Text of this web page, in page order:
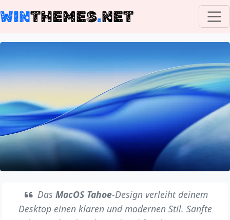
WINTHEMES.NET
Das MacOS Tahoe-Design verleiht deinem
Desktop einen klaren und modernen Stil. Sanfte